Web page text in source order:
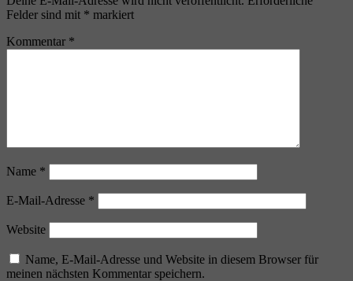
Felder sind mit * markiert
Kommentar *
Name *
E-Mail-Adresse *
Website
Name, E-Mail-Adresse und Website in diesem Browser für
meinen nächsten Kommentar speichern.